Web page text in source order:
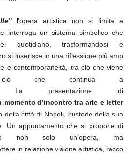
l’opera artistica non si limita a
interroga un sistema simbolico che
quotidiano, trasformandosi e
si inserisce in una riflessione più amp
e contemporaneità, tra ciò che viene
ciò che continua a
La presentazione di
momento d’incontro tra arte e letter
della città di Napoli, custode della sua
Un appuntamento che si propone di
non solo un’opera, ma
in relazione visione artistica, racco